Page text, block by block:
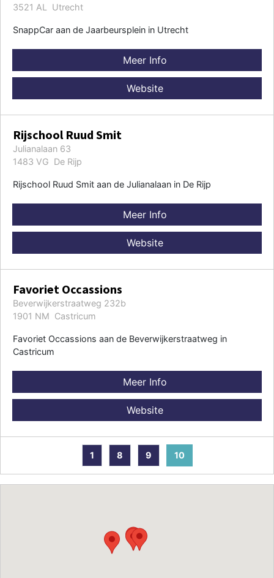
3521 AL Utrecht
SnappCar aan de Jaarbeursplein in Utrecht
Meer Info
Website
Rijschool Ruud Smit
Julianalaan 63
1483 VG De Rijp
Rijschool Ruud Smit aan de Julianalaan in De Rijp
Meer Info
Website
Favoriet Occassions
Beverwijkerstraatweg 232b
1901 NM Castricum
Favoriet Occassions aan de Beverwijkerstraatweg in
Castricum
Meer Info
Website
1 8 9 10